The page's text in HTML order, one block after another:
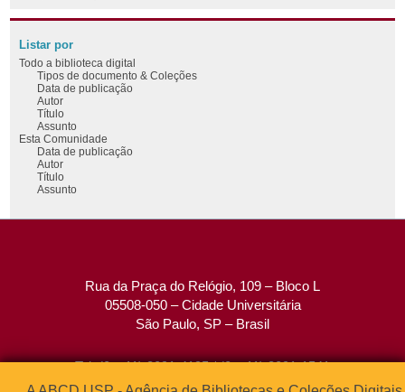
Listar por
Todo a biblioteca digital
Tipos de documento & Coleções
Data de publicação
Autor
Título
Assunto
Esta Comunidade
Data de publicação
Autor
Título
Assunto
Rua da Praça do Relógio, 109 – Bloco L
05508-050 – Cidade Universitária
São Paulo, SP – Brasil
Tel: (0xx11) 3091-4195 / (0xx11) 3091-1541
Fax: (0xx11) 3091-1567